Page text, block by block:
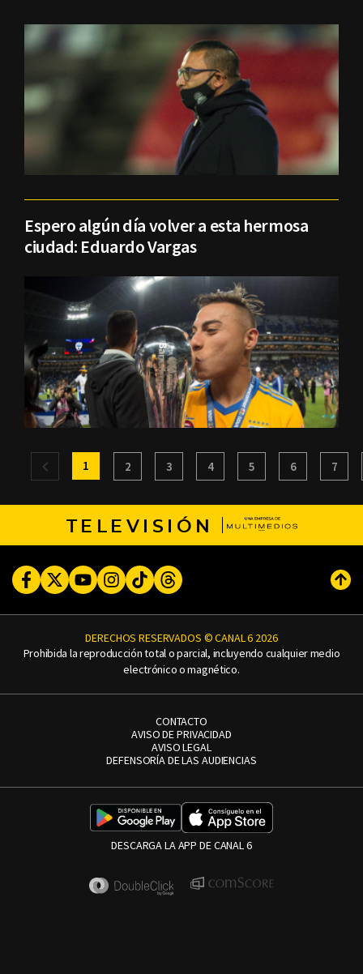
Espero algún día volver a esta hermosa
ciudad: Eduardo Vargas
1 2 3 4 5 6 7
TELEVISIÓN
FacebookTwitterYoutubeInstagram
TikTokThreads
DERECHOS RESERVADOS © CANAL 6 2026
Prohibida la reproducción total o parcial, incluyendo cualquier medio
electrónico o magnético.
CONTACTO
AVISO DE PRIVACIDAD
AVISO LEGAL
DEFENSORÍA DE LAS AUDIENCIAS
DESCARGA LA APP DE CANAL 6